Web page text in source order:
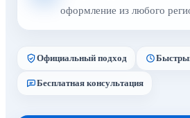
оформление из любого
Официальный подход
Бесплатная консультация